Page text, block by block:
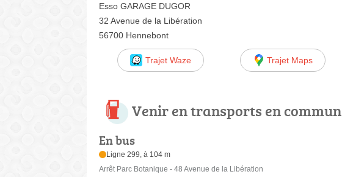
Esso GARAGE DUGOR
32 Avenue de la Libération
56700 Hennebont
Trajet Waze Trajet Maps
Venir en transports en commun
En bus
Ligne 299, à 104 m
Arrêt Parc Botanique - 48 Avenue de la Libération